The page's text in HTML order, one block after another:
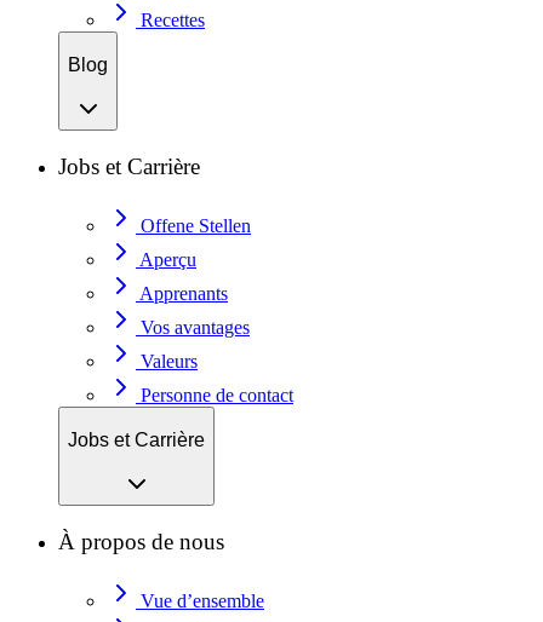
Recettes
Blog
Jobs et Carrière
Offene Stellen
Aperçu
Apprenants
Vos avantages
Valeurs
Personne de contact
Jobs et Carrière
À propos de nous
Vue d’ensemble